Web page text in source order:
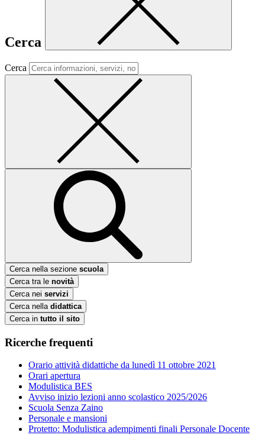
Cerca
Cerca
Cerca nella sezione scuola
Cerca tra le novità
Cerca nei servizi
Cerca nella didattica
Cerca in tutto il sito
Ricerche frequenti
Orario attività didattiche da lunedì 11 ottobre 2021
Orari apertura
Modulistica BES
Avviso inizio lezioni anno scolastico 2025/2026
Scuola Senza Zaino
Personale e mansioni
Protetto: Modulistica adempimenti finali Personale Docente